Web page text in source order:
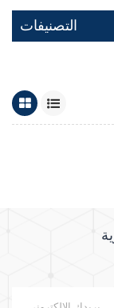
التصنيفات